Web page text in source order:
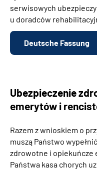
serwisowych
u doradców
Deutsche Fassung
Ubezpieczenie
emerytów i
Razem z wnioskiem o
muszą Państwo
zdrowotne i opiekuńcze
Państwa kasa chorych